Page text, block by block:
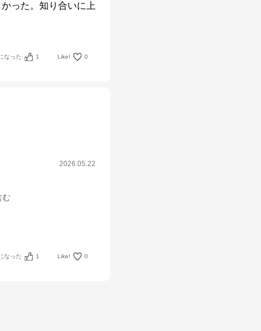
った。知り合いに上
なった 1 Like! 0
2026.05.22
なった 1 Like! 0